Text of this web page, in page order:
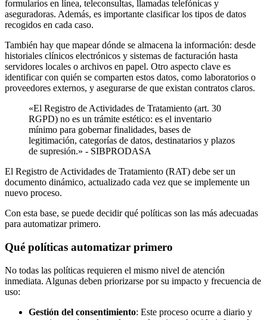
formularios en línea, teleconsultas, llamadas telefónicas y
aseguradoras. Además, es importante clasificar los tipos de datos
recogidos en cada caso.
También hay que mapear dónde se almacena la información: desde
historiales clínicos electrónicos y sistemas de facturación hasta
servidores locales o archivos en papel. Otro aspecto clave es
identificar con quién se comparten estos datos, como laboratorios o
proveedores externos, y asegurarse de que existan contratos claros.
«El Registro de Actividades de Tratamiento (art. 30
RGPD) no es un trámite estético: es el inventario
mínimo para gobernar finalidades, bases de
legitimación, categorías de datos, destinatarios y plazos
de supresión.» - SIBPRODASA
El Registro de Actividades de Tratamiento (RAT) debe ser un
documento dinámico, actualizado cada vez que se implemente un
nuevo proceso.
Con esta base, se puede decidir qué políticas son las más adecuadas
para automatizar primero.
Qué políticas automatizar primero
No todas las políticas requieren el mismo nivel de atención
inmediata. Algunas deben priorizarse por su impacto y frecuencia de
uso:
Gestión del consentimiento: Este proceso ocurre a diario y